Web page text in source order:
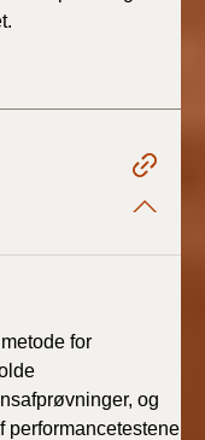
for
og
performancetestene